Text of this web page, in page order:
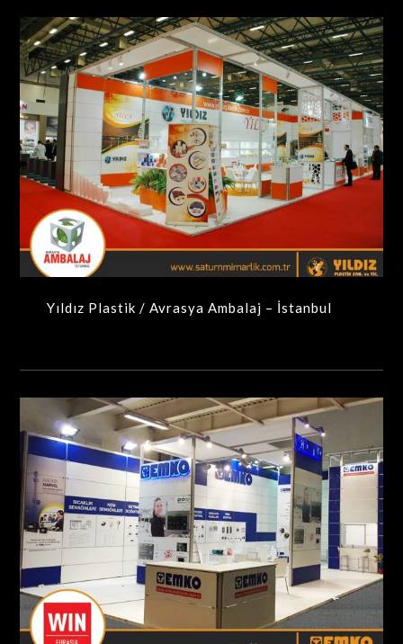
Yıldız Plastik / Avrasya Ambalaj – İstanbul
MAXIMA-MODÜLER STANDLAR
Yıldız Plastik / Avrasya Ambalaj – İstanbul
Emko / Win Eurasia- İstanbul
MAXIMA-MODÜLER STANDLAR